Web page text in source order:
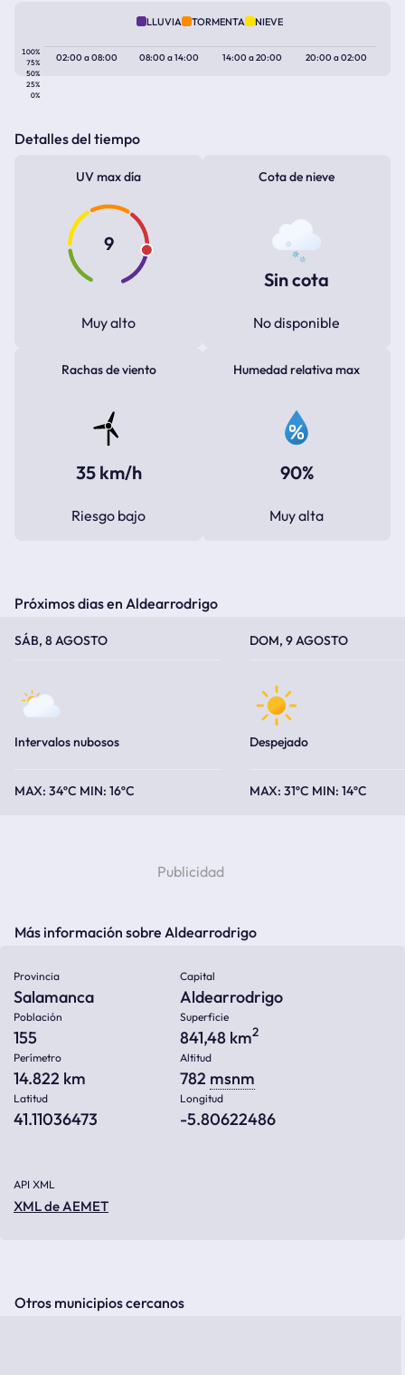
LLUVIA TORMENTA NIEVE
100%
75%
50%
25%
0%
02:00a08:00 08:00a14:00 14:00a20:00 20:00a02:00
Detalles del tiempo
UV max día
9
Muy alto
Cota de nieve
Sin cota
No disponible
Rachas de viento
35 km/h
Riesgo bajo
Humedad relativa max
90%
Muy alta
Próximos dias en Aldearrodrigo
SÁB, 8 AGOSTO
Intervalos nubosos
34ºC 16ºC
DOM, 9 AGOSTO
Despejado
31ºC 14ºC
Más información sobre Aldearrodrigo
Provincia
Salamanca
Capital
Aldearrodrigo
Población
155
Superficie
841,48 km2
Perímetro
14.822 km
Altitud
782 msnm
Latitud
41.11036473
Longitud
-5.80622486
API XML
XML de AEMET
Otros municipios cercanos